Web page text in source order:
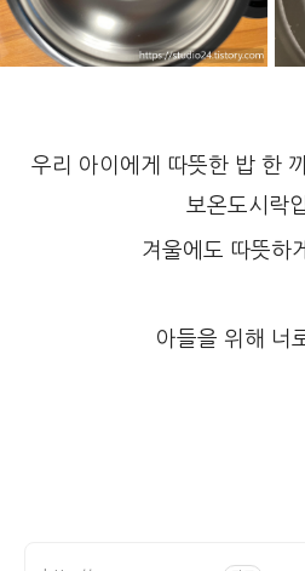
우리 아이에게 따뜻한 밥 한
보온도시락
겨울에도 따뜻하
아들을 위해 너